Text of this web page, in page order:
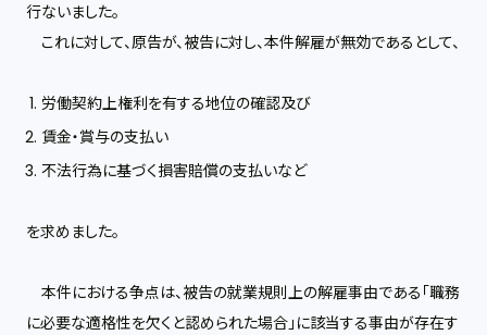
行ないました。
これに対して、原告が、被告に対し、本件解雇が無効であるとして、
労働契約上権利を有する地位の確認及び
賃金・賞与の支払い
不法行為に基づく損害賠償の支払いなど
を求めました。
本件における争点は、被告の就業規則上の解雇事由である「職務
に必要な適格性を欠くと認められた場合」に該当する事由が存在す